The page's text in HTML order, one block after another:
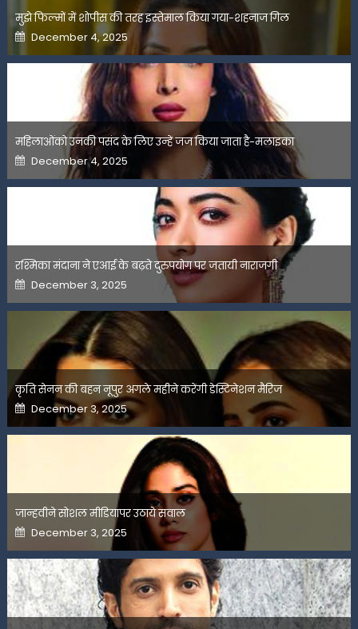
मुझे फिल्मों में शोपीस की तरह इस्तेमाल किया गया-शहनाज गिल
Posted
on
December 4, 2025
महिलाओंको उनकी पसंद के लिए उन्हें जज किया जाता है-मलाइका
Posted
on
December 4, 2025
रश्मिका मंदाना ने एआई के बढ़ते दुरुपयोग पर जतायी नाराजगी
Posted
on
December 3, 2025
कृति सेनन की बहन नूपुर अगले महीने करेंगी डेस्टिनेशन मैरिज
Posted
on
December 3, 2025
जान्हवीने सोशल मीडियापर उठाये सवाल
Posted
on
December 3, 2025